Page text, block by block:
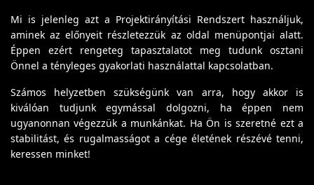
Mi is jelenleg azt a Projektirányítási Rendszert használjuk,
aminek az előnyeit részletezzük az oldal menüpontjai alatt.
Éppen ezért rengeteg tapasztalatot meg tudunk osztani
Önnel a tényleges gyakorlati használattal kapcsolatban.
Számos helyzetben szükségünk van arra, hogy akkor is
kiválóan tudjunk egymással dolgozni, ha éppen nem
ugyanonnan végezzük a munkánkat. Ha Ön is szeretné ezt a
stabilitást, és rugalmasságot a cége életének részévé tenni,
keressen minket!